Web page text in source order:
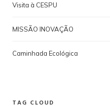
Visita à CESPU
MISSÃO INOVAÇÃO
Caminhada Ecológica
TAG CLOUD